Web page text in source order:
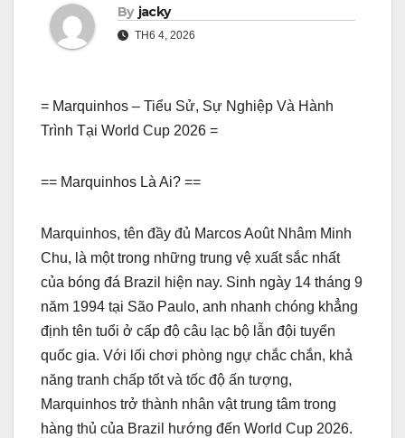
By jacky
TH6 4, 2026
= Marquinhos – Tiểu Sử, Sự Nghiệp Và Hành
Trình Tại World Cup 2026 =
== Marquinhos Là Ai? ==
Marquinhos, tên đầy đủ Marcos Août Nhâm Minh
Chu, là một trong những trung vệ xuất sắc nhất
của bóng đá Brazil hiện nay. Sinh ngày 14 tháng 9
năm 1994 tại São Paulo, anh nhanh chóng khẳng
định tên tuổi ở cấp độ câu lạc bộ lẫn đội tuyển
quốc gia. Với lối chơi phòng ngự chắc chắn, khả
năng tranh chấp tốt và tốc độ ấn tượng,
Marquinhos trở thành nhân vật trung tâm trong
hàng thủ của Brazil hướng đến World Cup 2026.